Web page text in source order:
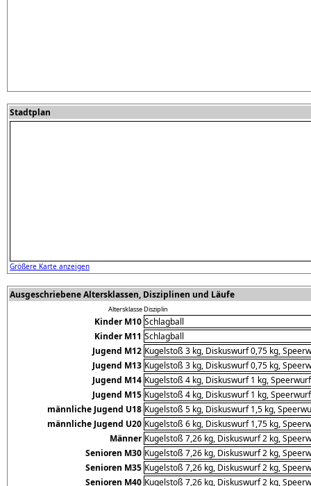
Stadtplan
Größere Karte anzeigen
Ausgeschriebene Altersklassen, Disziplinen und Läufe
AltersklasseDisziplin
Kinder M10 Schlagball
Kinder M11 Schlagball
Jugend M12 Kugelstoß 3 kg, Diskuswurf 0,75 kg,
Jugend M13 Kugelstoß 3 kg, Diskuswurf 0,75 kg,
Jugend M14 Kugelstoß 4 kg, Diskuswurf 1 kg,
Jugend M15 Kugelstoß 4 kg, Diskuswurf 1 kg,
männliche Jugend U18 Kugelstoß 5 kg, Diskuswurf 1,5 kg,
männliche Jugend U20 Kugelstoß 6 kg, Diskuswurf 1,75 kg,
Männer Kugelstoß 7,26 kg, Diskuswurf 2 kg,
Senioren M30 Kugelstoß 7,26 kg, Diskuswurf 2 kg,
Senioren M35 Kugelstoß 7,26 kg, Diskuswurf 2 kg,
Senioren M40 Kugelstoß 7,26 kg, Diskuswurf 2 kg,